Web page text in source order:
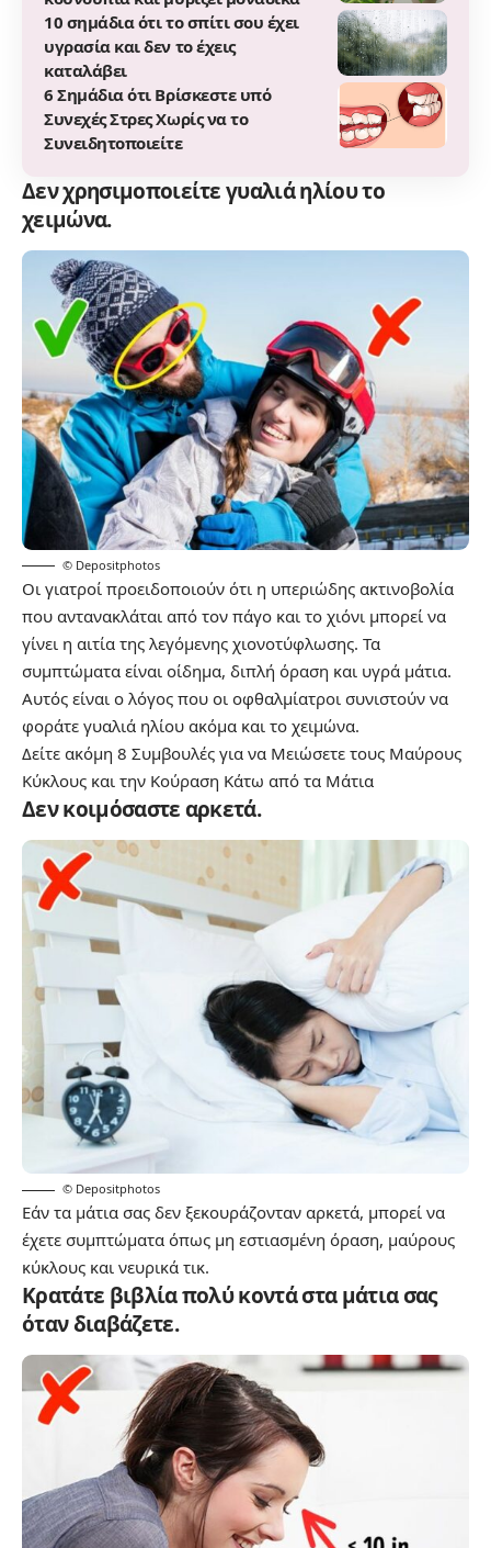
10 σημάδια ότι το σπίτι σου έχει
υγρασία και δεν το έχεις
καταλάβει
6 Σημάδια ότι Βρίσκεστε υπό
Συνεχές Στρες Χωρίς να το
Συνειδητοποιείτε
Δεν χρησιμοποιείτε γυαλιά ηλίου το
χειμώνα.
© Depositphotos
Οι γιατροί προειδοποιούν ότι η υπεριώδης ακτινοβολία
που αντανακλάται από τον πάγο και το χιόνι μπορεί να
γίνει η αιτία της λεγόμενης χιονοτύφλωσης. Τα
συμπτώματα είναι οίδημα, διπλή όραση και υγρά μάτια.
Αυτός είναι ο λόγος που οι οφθαλμίατροι συνιστούν να
φοράτε γυαλιά ηλίου ακόμα και το χειμώνα.
Δείτε ακόμη 8 Συμβουλές για να Μειώσετε τους Μαύρους
Κύκλους και την Κούραση Κάτω από τα Μάτια
Δεν κοιμόσαστε αρκετά.
© Depositphotos
Εάν τα μάτια σας δεν ξεκουράζονταν αρκετά, μπορεί να
έχετε συμπτώματα όπως μη εστιασμένη όραση, μαύρους
κύκλους και νευρικά τικ.
Κρατάτε βιβλία πολύ κοντά στα μάτια σας
όταν διαβάζετε.